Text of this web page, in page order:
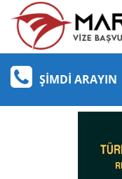
ŞIMDI ARAYIN